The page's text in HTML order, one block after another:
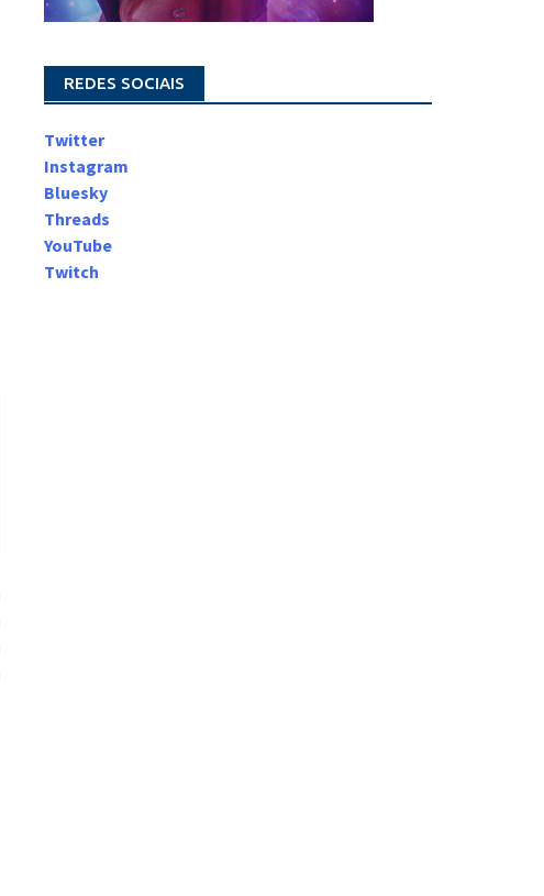
REDES SOCIAIS
Twitter
Instagram
Bluesky
Threads
YouTube
Twitch